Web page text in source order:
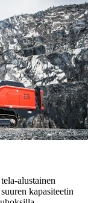
alustainen
kapasiteetin